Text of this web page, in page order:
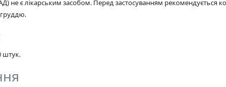
не є лікарським засобом. Перед застосуванням рекомендується
груддю.
штук.